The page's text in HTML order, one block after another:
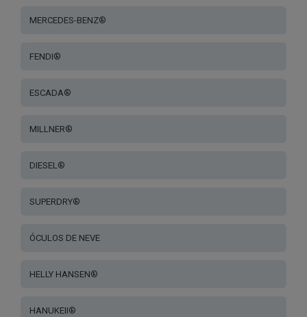
MERCEDES-BENZ®
FENDI®
ESCADA®
MILLNER®
DIESEL®
SUPERDRY®
ÓCULOS DE NEVE
HELLY HANSEN®
HANUKEII®